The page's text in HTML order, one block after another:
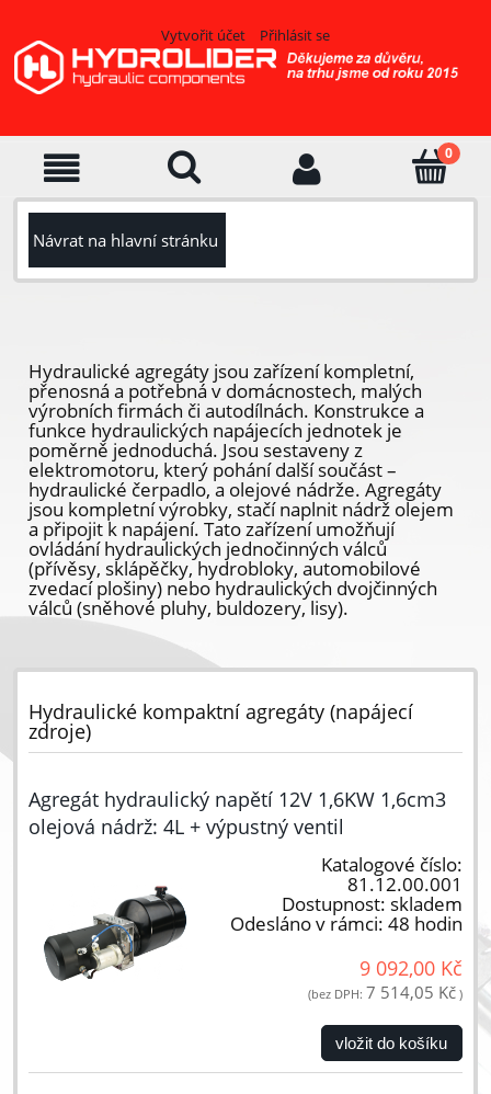
Vytvořit účet Přihlásit se
Návrat na hlavní stránku
Hydraulické agregáty jsou zařízení kompletní,
přenosná a potřebná v domácnostech, malých
výrobních firmách či autodílnách. Konstrukce a
funkce hydraulických napájecích jednotek je
poměrně jednoduchá. Jsou sestaveny z
elektromotoru, který pohání další součást –
hydraulické čerpadlo, a olejové nádrže. Agregáty
jsou kompletní výrobky, stačí naplnit nádrž olejem
a připojit k napájení. Tato zařízení umožňují
ovládání hydraulických jednočinných válců
(přívěsy, sklápěčky, hydrobloky, automobilové
zvedací plošiny) nebo hydraulických dvojčinných
válců (sněhové pluhy, buldozery, lisy).
Hydraulické kompaktní agregáty (napájecí
zdroje)
Agregát hydraulický napětí 12V 1,6KW 1,6cm3
olejová nádrž: 4L + výpustný ventil
Katalogové číslo:
81.12.00.001
Dostupnost: skladem
Odesláno v rámci: 48 hodin
9 092,00 Kč
(bez DPH: 7 514,05 Kč )
vložit do košíku